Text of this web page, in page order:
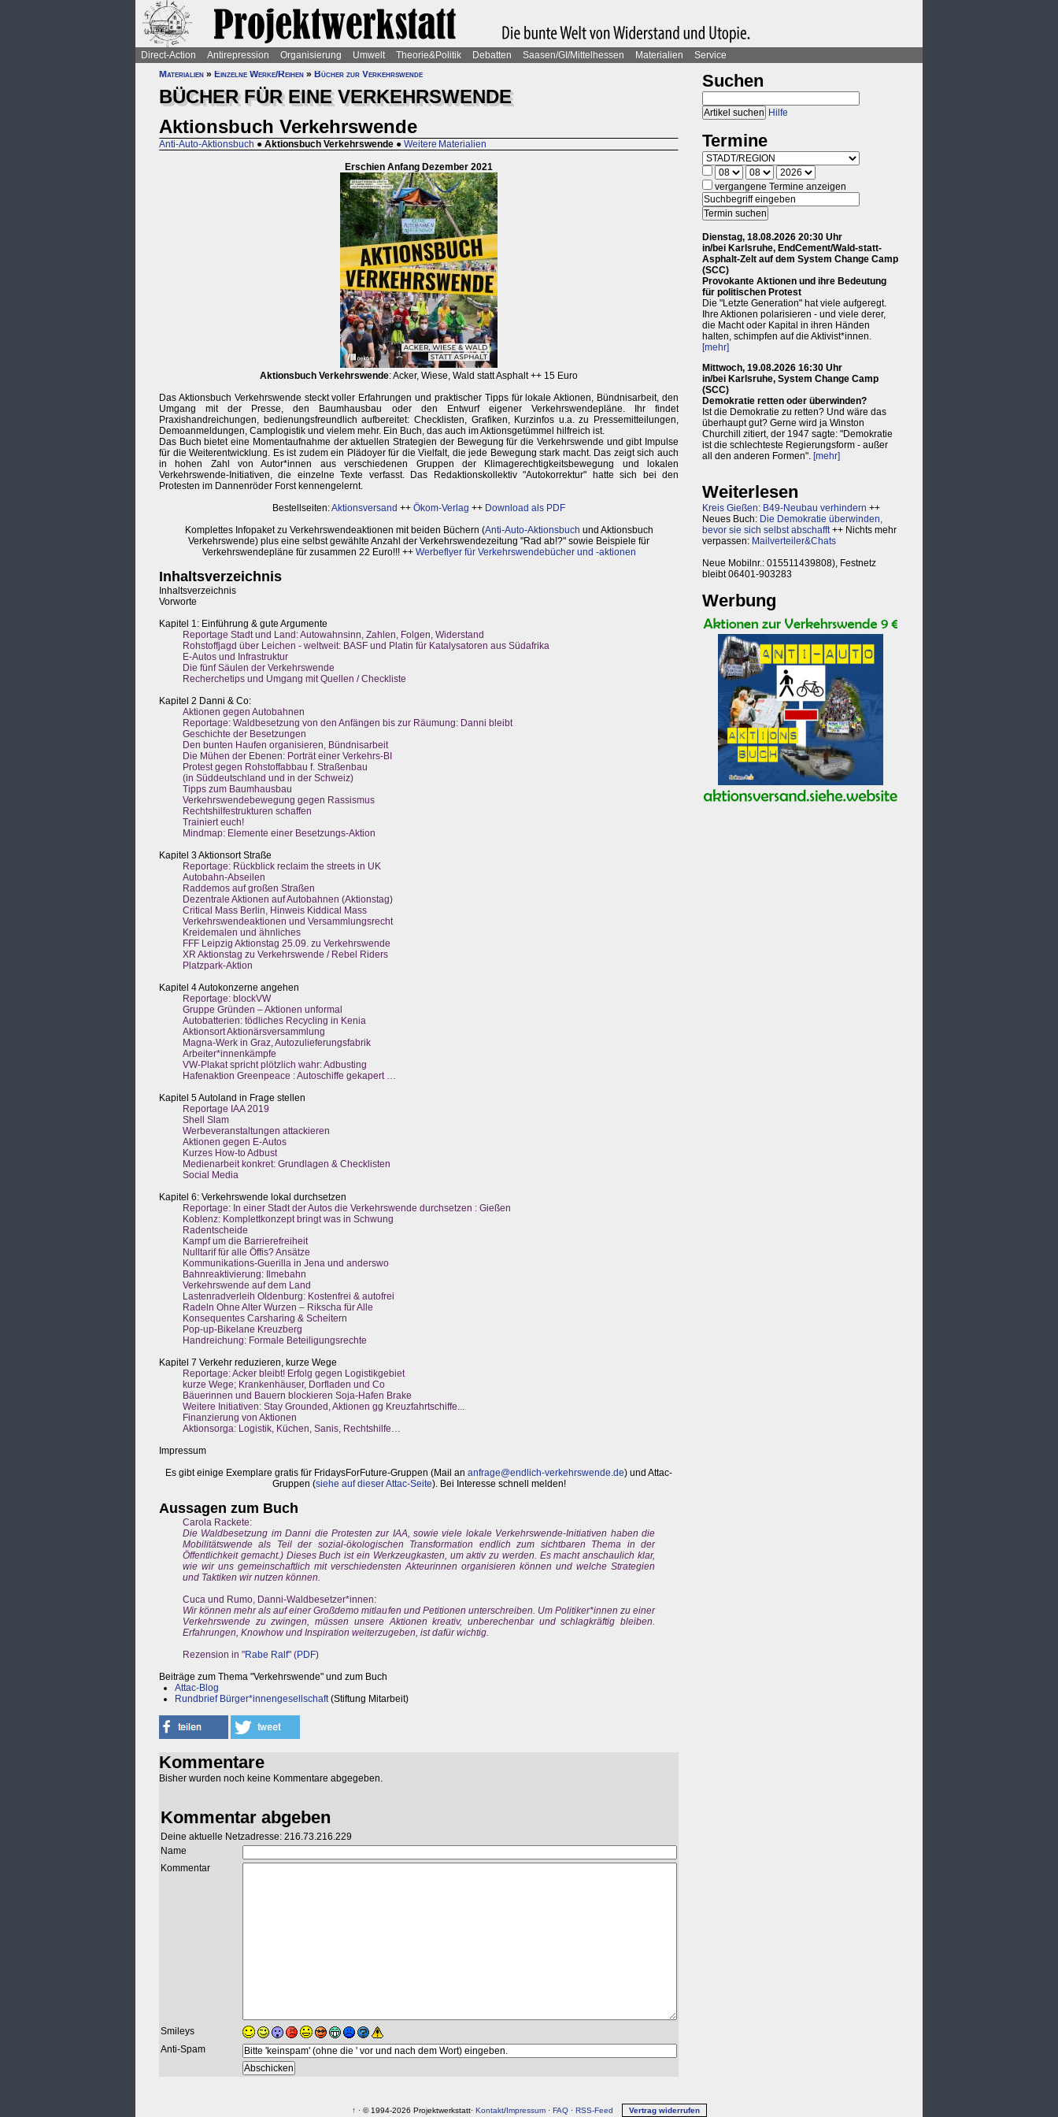
Direct-Action Antirepression Organisierung Umwelt Theorie&Politik Debatten Saasen/GI/Mittelhessen Materialien
Service
Materialien » Einzelne Werke/Reihen » Bücher zur Verkehrswende
BÜCHER FÜR EINE VERKEHRSWENDE
Aktionsbuch Verkehrswende
Anti-Auto-Aktionsbuch ● Aktionsbuch Verkehrswende ● Weitere Materialien
Erschien Anfang Dezember 2021
Aktionsbuch Verkehrswende: Acker, Wiese, Wald statt Asphalt ++ 15 Euro
Das Aktionsbuch Verkehrswende steckt voller Erfahrungen und praktischer Tipps für lokale Aktionen, Bündnisarbeit, den
Umgang mit der Presse, den Baumhausbau oder den Entwurf eigener Verkehrswendepläne. Ihr findet
Praxishandreichungen, bedienungsfreundlich aufbereitet: Checklisten, Grafiken, Kurzinfos u.a. zu Pressemitteilungen,
Demoanmeldungen, Camplogistik und vielem mehr. Ein Buch, das auch im Aktionsgetümmel hilfreich ist.
Das Buch bietet eine Momentaufnahme der aktuellen Strategien der Bewegung für die Verkehrswende und gibt Impulse
für die Weiterentwicklung. Es ist zudem ein Plädoyer für die Vielfalt, die jede Bewegung stark macht. Das zeigt sich auch
in hohen Zahl von Autor*innen aus verschiedenen Gruppen der Klimagerechtigkeitsbewegung und lokalen
Verkehrswende-Initiativen, die einzelne Texte verfasst. Das Redaktionskollektiv "Autokorrektur" hatte sich bei den
Protesten im Dannenröder Forst kennengelernt.
Bestellseiten:Aktionsversand ++ Ökom-Verlag ++ Download als PDF
Komplettes Infopaket zu Verkehrswendeaktionen mit beiden Büchern (Anti-Auto-Aktionsbuch und Aktionsbuch
Verkehrswende) plus eine selbst gewählte Anzahl der Verkehrswendezeitung "Rad ab!?" sowie Beispiele für
Verkehrswendepläne für zusammen 22 Euro!!! ++ Werbeflyer für Verkehrswendebücher und -aktionen
Inhaltsverzeichnis
Inhaltsverzeichnis
Vorworte
Kapitel 1: Einführung & gute Argumente
Reportage Stadt und Land: Autowahnsinn, Zahlen, Folgen, Widerstand
Rohstoffjagd über Leichen - weltweit: BASF und Platin für Katalysatoren aus Südafrika
E-Autos und Infrastruktur
Die fünf Säulen der Verkehrswende
Recherchetips und Umgang mit Quellen / Checkliste
Kapitel 2 Danni & Co:
Aktionen gegen Autobahnen
Reportage: Waldbesetzung von den Anfängen bis zur Räumung: Danni bleibt
Geschichte der Besetzungen
Den bunten Haufen organisieren, Bündnisarbeit
Die Mühen der Ebenen: Porträt einer Verkehrs-BI
Protest gegen Rohstoffabbau f. Straßenbau
(in Süddeutschland und in der Schweiz)
Tipps zum Baumhausbau
Verkehrswendebewegung gegen Rassismus
Rechtshilfestrukturen schaffen
Trainiert euch!
Mindmap: Elemente einer Besetzungs-Aktion
Kapitel 3 Aktionsort Straße
Reportage: Rückblick reclaim the streets in UK
Autobahn-Abseilen
Raddemos auf großen Straßen
Dezentrale Aktionen auf Autobahnen (Aktionstag)
Critical Mass Berlin, Hinweis Kiddical Mass
Verkehrswendeaktionen und Versammlungsrecht
Kreidemalen und ähnliches
FFF Leipzig Aktionstag 25.09. zu Verkehrswende
XR Aktionstag zu Verkehrswende / Rebel Riders
Platzpark-Aktion
Kapitel 4 Autokonzerne angehen
Reportage: blockVW
Gruppe Gründen – Aktionen unformal
Autobatterien: tödliches Recycling in Kenia
Aktionsort Aktionärsversammlung
Magna-Werk in Graz, Autozulieferungsfabrik
Arbeiter*innenkämpfe
VW-Plakat spricht plötzlich wahr: Adbusting
Hafenaktion Greenpeace : Autoschiffe gekapert …
Kapitel 5 Autoland in Frage stellen
Reportage IAA 2019
Shell Slam
Werbeveranstaltungen attackieren
Aktionen gegen E-Autos
Kurzes How-to Adbust
Medienarbeit konkret: Grundlagen & Checklisten
Social Media
Kapitel 6: Verkehrswende lokal durchsetzen
Reportage: In einer Stadt der Autos die Verkehrswende durchsetzen : Gießen
Koblenz: Komplettkonzept bringt was in Schwung
Radentscheide
Kampf um die Barrierefreiheit
Nulltarif für alle Öffis? Ansätze
Kommunikations-Guerilla in Jena und anderswo
Bahnreaktivierung: Ilmebahn
Verkehrswende auf dem Land
Lastenradverleih Oldenburg: Kostenfrei & autofrei
Radeln Ohne Alter Wurzen – Rikscha für Alle
Konsequentes Carsharing & Scheitern
Pop-up-Bikelane Kreuzberg
Handreichung: Formale Beteiligungsrechte
Kapitel 7 Verkehr reduzieren, kurze Wege
Reportage: Acker bleibt! Erfolg gegen Logistikgebiet
kurze Wege; Krankenhäuser, Dorfladen und Co
Bäuerinnen und Bauern blockieren Soja-Hafen Brake
Weitere Initiativen: Stay Grounded, Aktionen gg Kreuzfahrtschiffe...
Finanzierung von Aktionen
Aktionsorga: Logistik, Küchen, Sanis, Rechtshilfe…
Impressum
Es gibt einige Exemplare gratis für FridaysForFuture-Gruppen (Mail an anfrage@endlich-verkehrswende.de) und Attac-
Gruppen (siehe auf dieser Attac-Seite). Bei Interesse schnell melden!
Aussagen zum Buch
Carola Rackete:
Die Waldbesetzung im Danni die Protesten zur IAA, sowie viele lokale Verkehrswende-Initiativen haben die
Mobilitätswende als Teil der sozial-ökologischen Transformation endlich zum sichtbaren Thema in der
Öffentlichkeit gemacht.) Dieses Buch ist ein Werkzeugkasten, um aktiv zu werden. Es macht anschaulich klar,
wie wir uns gemeinschaftlich mit verschiedensten Akteurinnen organisieren können und welche Strategien
und Taktiken wir nutzen können.
Cuca und Rumo, Danni-Waldbesetzer*innen:
Wir können mehr als auf einer Großdemo mitlaufen und Petitionen unterschreiben. Um Politiker*innen zu einer
Verkehrswende zu zwingen, müssen unsere Aktionen kreativ, unberechenbar und schlagkräftig bleiben.
Erfahrungen, Knowhow und Inspiration weiterzugeben, ist dafür wichtig.
Rezension in "Rabe Ralf" (PDF)
Beiträge zum Thema "Verkehrswende" und zum Buch
Attac-Blog
Rundbrief Bürger*innengesellschaft(Stiftung Mitarbeit)
Kommentare
Bisher wurden noch keine Kommentare abgegeben.
Kommentar abgeben
Deine aktuelle Netzadresse: 216.73.216.229
Name
Kommentar
Smileys
Anti-Spam
Suchen
Hilfe
Termine
vergangene Termine anzeigen
Dienstag, 18.08.2026 20:30 Uhr
in/bei Karlsruhe, EndCement/Wald-statt-
Asphalt-Zelt auf dem System Change Camp
(SCC)
Provokante Aktionen und ihre Bedeutung
für politischen Protest
Die "Letzte Generation" hat viele aufgeregt.
Ihre Aktionen polarisieren - und viele derer,
die Macht oder Kapital in ihren Händen
halten, schimpfen auf die Aktivist*innen.
[mehr]
Mittwoch, 19.08.2026 16:30 Uhr
in/bei Karlsruhe, System Change Camp
(SCC)
Demokratie retten oder überwinden?
Ist die Demokratie zu retten? Und wäre das
überhaupt gut? Gerne wird ja Winston
Churchill zitiert, der 1947 sagte: "Demokratie
ist die schlechteste Regierungsform - außer
all den anderen Formen". [mehr]
Weiterlesen
Kreis Gießen: B49-Neubau verhindern ++
Neues Buch: Die Demokratie überwinden,
bevor sie sich selbst abschafft++ Nichts mehr
verpassen: Mailverteiler&Chats
Neue Mobilnr.: 015511439808), Festnetz
bleibt 06401-903283
Werbung
↑ · © 1994-2026 Projektwerkstatt· Kontakt/Impressum· FAQ· RSS-Feed Vertrag widerrufen